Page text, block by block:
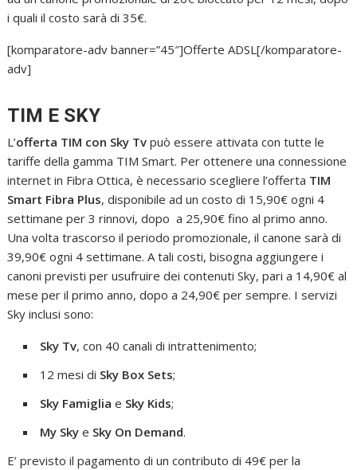
i quali il costo sarà di 35€.
[komparatore-adv banner=”45″]Offerte ADSL[/komparatore-
adv]
TIM E SKY
L’offerta TIM con Sky Tv può essere attivata con tutte le
tariffe della gamma TIM Smart. Per ottenere una connessione
internet in Fibra Ottica, è necessario scegliere l’offerta TIM
Smart Fibra Plus, disponibile ad un costo di 15,90€ ogni 4
settimane per 3 rinnovi, dopo a 25,90€ fino al primo anno.
Una volta trascorso il periodo promozionale, il canone sarà di
39,90€ ogni 4 settimane. A tali costi, bisogna aggiungere i
canoni previsti per usufruire dei contenuti Sky, pari a 14,90€ al
mese per il primo anno, dopo a 24,90€ per sempre. I servizi
Sky inclusi sono:
Sky Tv, con 40 canali di intrattenimento;
12 mesi di Sky Box Sets;
Sky Famiglia e Sky Kids;
My Sky e Sky On Demand.
E’ previsto il pagamento di un contributo di 49€ per la